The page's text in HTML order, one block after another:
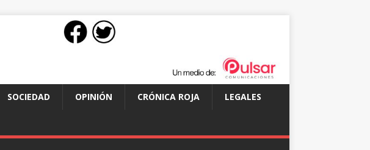
SOCIEDAD OPINIÓN CRÓNICA ROJA LEGALES